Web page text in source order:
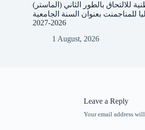
للالتحاق بالطور الثاني (الماستر)
للمناجمنت بعنوان السنة الجامعية
2026-2027
1 August, 2026
Leave a Reply
Your email address